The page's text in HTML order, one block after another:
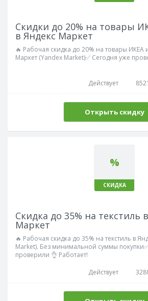
Скидки до 20% на товары
в Яндекс Маркет
🔥 Рабочая скидка до 20% на товары ИКЕА
Маркет (Yandex Market)✅ Сегодня уже
Действует 8521
Открыть скидку
%
СКИДКА
Скидка до 35% на текстиль
Маркет
🔥 Рабочая скидка до 35% на текстиль в
Market). Без минимальной суммы
проверили 👌 Работает!
Действует